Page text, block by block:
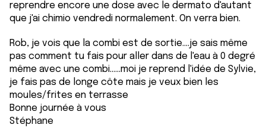
reprendre encore une dose avec le dermato d'autant
que j'ai chimio vendredi normalement. On verra bien.
Rob, je vois que la combi est de sortie....je sais même
pas comment tu fais pour aller dans de l'eau à 0 degré
même avec une combi......moi je reprend l'idée de Sylvie,
je fais pas de longe côte mais je veux bien les
moules/frites en terrasse
Bonne journée à vous
Stéphane